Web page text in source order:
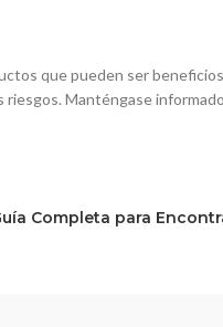
que pueden ser
Manténgase
Completa para